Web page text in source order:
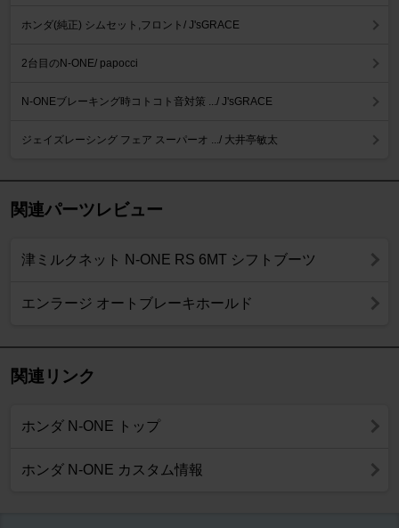
ホンダ(純正) シムセット,フロント/ J'sGRACE
2台目のN-ONE/ papocci
N-ONEブレーキング時コトコト音対策 .../ J'sGRACE
ジェイズレーシング フェア スーパーオ .../ 大井亭敏太
関連パーツレビュー
津ミルクネット N-ONE RS 6MT シフトブーツ
エンラージ オートブレーキホールド
関連リンク
ホンダ N-ONE トップ
ホンダ N-ONE カスタム情報